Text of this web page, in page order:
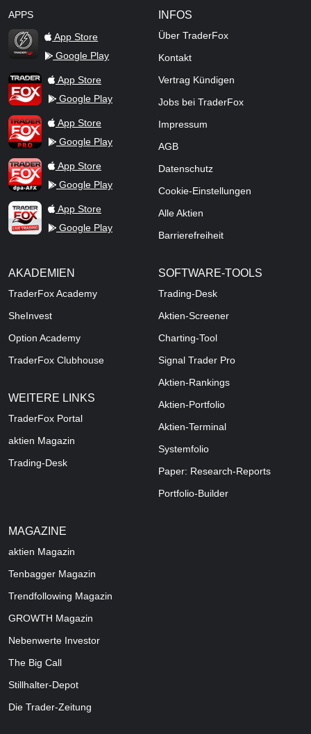
APPS
TraderFox Flash
App Store
Google Play
TraderFox AppApp Store
Google Play
TraderFox ProApp Store
Google Play
TraderFox dpa-AFX ProFeed
App Store
Google Play
TraderFox Live Trading
App Store
Google Play
INFOS
Über TraderFox
Kontakt
Vertrag Kündigen
Jobs bei TraderFox
Impressum
AGB
Datenschutz
Cookie-Einstellungen
Alle Aktien
Barrierefreiheit
AKADEMIEN
TraderFox Academy
SheInvest
Option Academy
TraderFox Clubhouse
WEITERE LINKS
TraderFox Portal
aktien Magazin
Trading-Desk
SOFTWARE-TOOLS
Trading-Desk
Aktien-Screener
Charting-Tool
Signal Trader Pro
Aktien-Rankings
Aktien-Portfolio
Aktien-Terminal
Systemfolio
Paper: Research-Reports
Portfolio-Builder
MAGAZINE
aktien Magazin
Tenbagger Magazin
Trendfollowing Magazin
GROWTH Magazin
Nebenwerte Investor
The Big Call
Stillhalter-Depot
Die Trader-Zeitung